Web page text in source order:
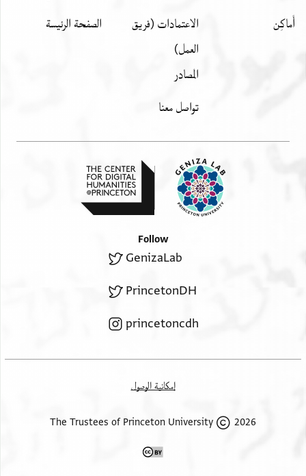
أَماكِن
الاعتمادات (فريق
العمل)
المصادر
تواصل معنا
الصفحة الرئيسة
Follow
GenizaLab
PrincetonDH
princetoncdh
إمكانية الوصول
2026 The Trustees of Princeton University